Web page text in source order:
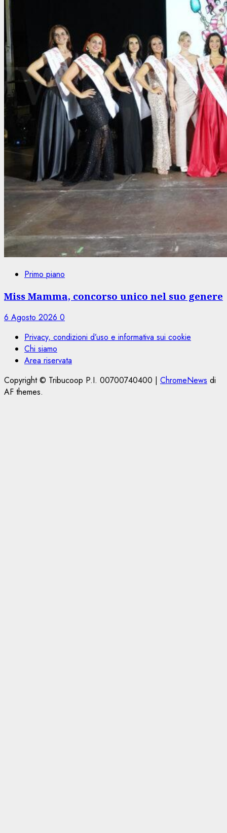
Primo piano
Miss Mamma, concorso unico nel suo genere
6 Agosto 2026 0
Privacy, condizioni d’uso e informativa sui cookie
Chi siamo
Area riservata
Copyright © Tribucoop P.I. 00700740400 | ChromeNews di
AF themes.